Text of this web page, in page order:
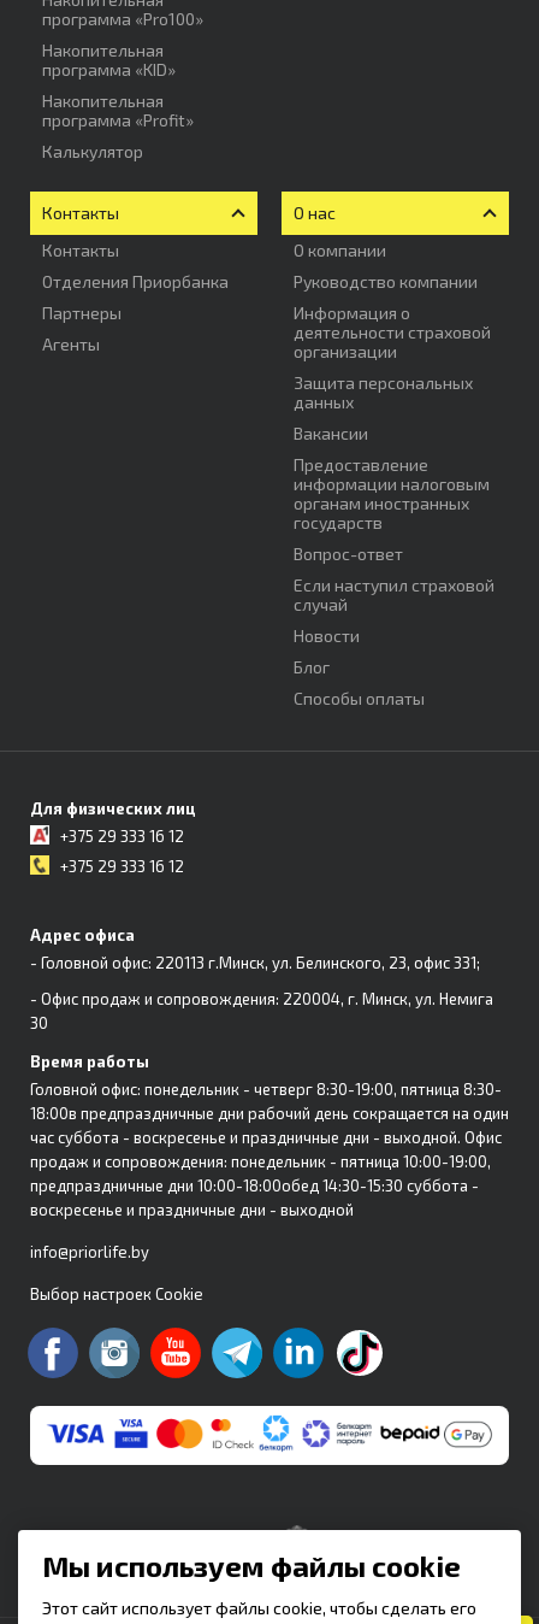
программа «Pro100»
Накопительная
программа «KID»
Накопительная
программа «Profit»
Калькулятор
Контакты
Контакты
Отделения Приорбанка
Партнеры
Агенты
О нас
О компании
Руководство компании
Информация о
деятельности страховой
организации
Защита персональных
данных
Вакансии
Предоставление
информации налоговым
органам иностранных
государств
Вопрос-ответ
Если наступил страховой
случай
Новости
Блог
Способы оплаты
Для физических лиц
+375 29 333 16 12
+375 29 333 16 12
Адрес офиса
- Головной офис: 220113 г.Минск, ул. Белинского, 23, офис 331;
- Офис продаж и сопровождения: 220004, г. Минск, ул. Немига
30
Время работы
Головной офис: понедельник - четверг 8:30-19:00, пятница 8:30-
18:00в предпраздничные дни рабочий день сокращается на один
чассуббота - воскресенье и праздничные дни - выходной. Офис
продаж и сопровождения: понедельник - пятница 10:00-19:00,
предпраздничные дни 10:00-18:00обед 14:30-15:30 суббота -
воскресенье и праздничные дни - выходной
info@priorlife.by
Выбор настроек Cookie
Мы используем файлы cookie
Этот сайт использует файлы cookie, чтобы сделать его